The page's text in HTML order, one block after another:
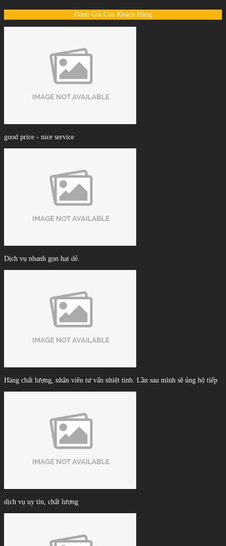
Đánh Giá Của Khách Hàng
good price - nice service
Dịch vụ nhanh gọn hạt dẻ.
Hàng chất lượng, nhân viên tư vấn nhiệt tình. Lần sau mình sẽ ủng hộ tiếp
dịch vụ uy tín, chất lượng